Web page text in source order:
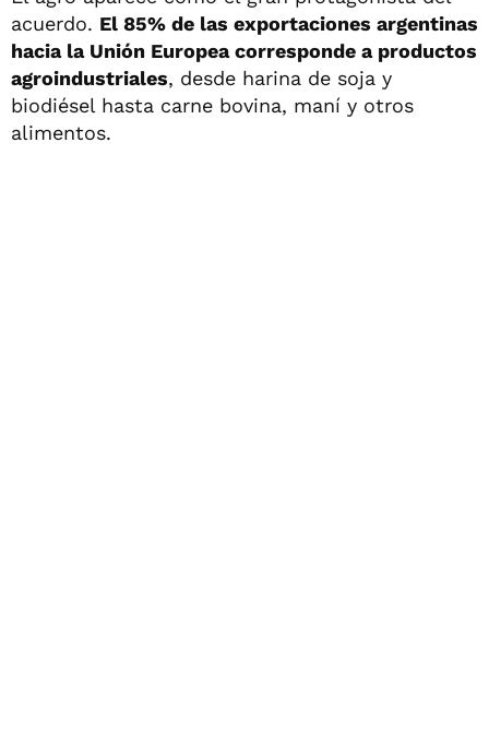
acuerdo. El 85% de las exportaciones argentinas
hacia la Unión Europea corresponde a productos
agroindustriales, desde harina de soja y
biodiésel hasta carne bovina, maní y otros
alimentos.